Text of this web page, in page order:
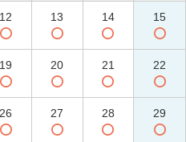
12 13 14 15
19 20 21 22
26 27 28 29